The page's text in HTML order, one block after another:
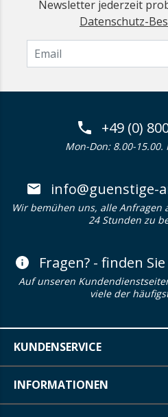
Newsletter jederzeit
Datenschutz-
+49 (0)
Mon-Don: 8.00-15.00.
info@guenstige-
Wir bemühen uns, alle Anfragen
24 Stunden zu
Fragen? - finden
Auf unseren
viele der
KUNDENSERVICE
INFORMATIONEN